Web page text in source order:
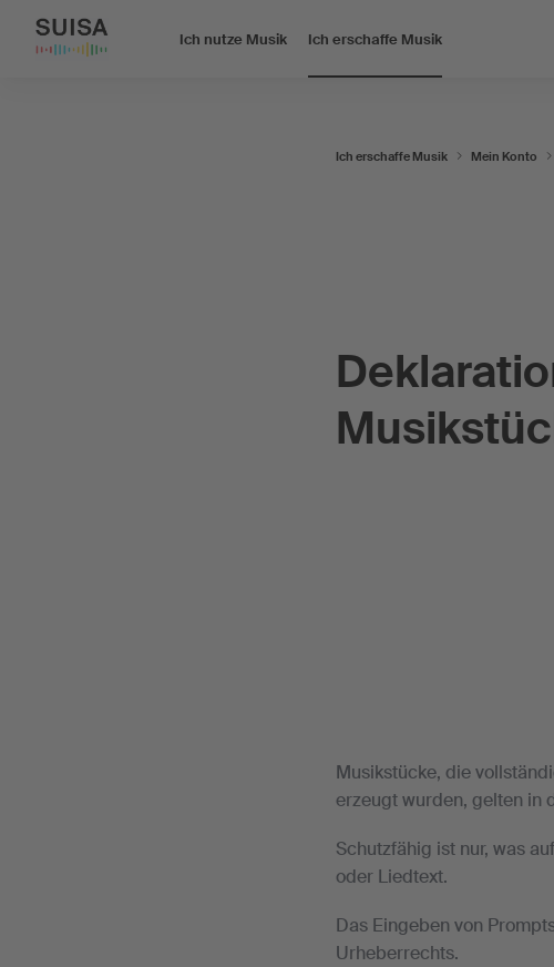
Ich nutze Musik Ich erschaffe Musik
Ich erschaffe Musik Mein Konto
Musikstücke, die
erzeugt wurden, gelten in
Schutzfähig ist nur, was
oder Liedtext.
Das Eingeben von
Urheberrechts.